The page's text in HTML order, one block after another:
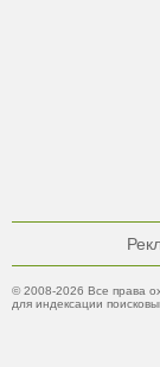
© 2008-2026 Все права
для индексации